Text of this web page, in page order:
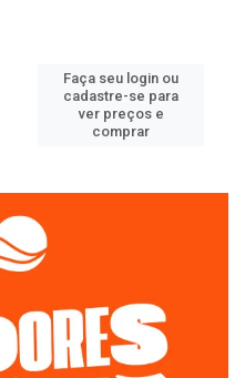
Faça seu login ou
cadastre-se para
ver preços e
comprar